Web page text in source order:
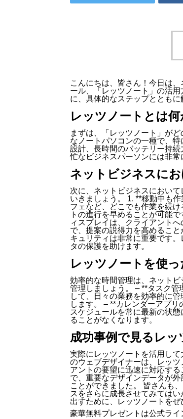
こんにちは、皆さん！今日は
ール、「レッツノート」の活
に、具体的なステップととも
レッツノートとは何
まずは、「レッツノート」が
なノートパソコンの一種で、
設計、長時間のバッテリー持
忙なビジネスパーソンには非常
ネットビジネスに
次に、ネットビジネスにおい
いきましょう。 1. **移動中も
フェなど、どこでも作業を続
トの進行を早めることが可能
ィスプレイは、クライアント
で、提案の説得力を高めるこ
キュリティは非常に重要です
タの保護を助けます。
レッツノートを使
効率的な時間管理は、ネット
管理しましょう。 – **タスク
して、日々の業務を効率的に
します。 – **カレンダーアプリ
スケジュールを常に最新の状
ることがなくなります。
成功事例で見るレ
実際にレッツノートを活用し
のウェブデザイナーは、レッ
アントの要望に迅速に対応す
で、重要なデザインデータが
ことができました。 皆さんも
スをさらに成長させてみては
出すために、レッツノートをぜ
豪華無料プレゼントは公式ライ